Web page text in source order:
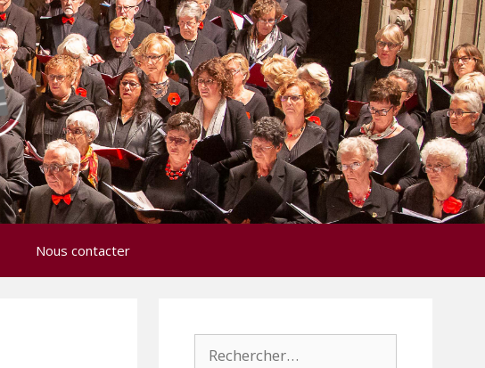
Nous contacter